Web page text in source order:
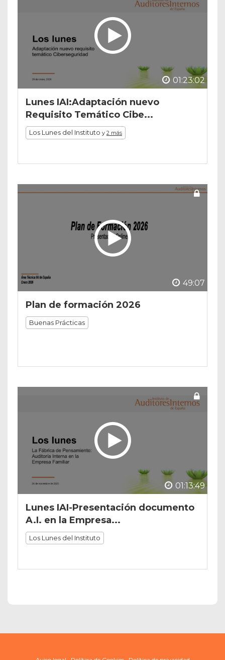
01:23:02
Lunes IAI:Adaptación nuevo
Requisito Temático Cibe...
Los Lunes del Instituto y 2 más
49:07
Plan de formación 2026
Buenas Prácticas
01:13:49
Lunes IAI-Presentación documento
A.I. en la Empresa...
Los Lunes del Instituto